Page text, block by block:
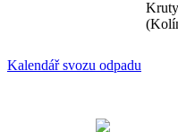
Kruty
Kalendář svozu odpadu